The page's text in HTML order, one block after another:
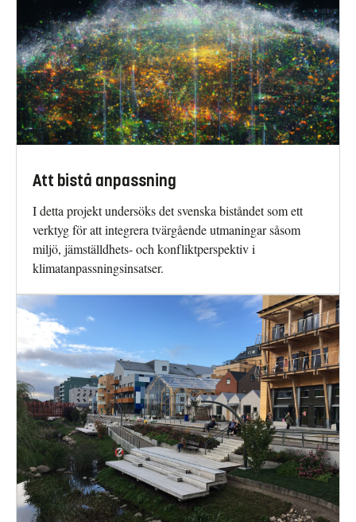
Att bistå anpassning
I detta projekt undersöks det svenska biståndet som ett
verktyg för att integrera tvärgående utmaningar såsom
miljö, jämställdhets- och konfliktperspektiv i
klimatanpassningsinsatser.